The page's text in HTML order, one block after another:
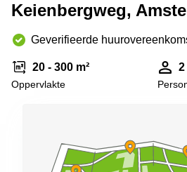
Coworking
Hilversum
Coworking
space
Zwolle
Kantoor
Keienbergweg,
Geverifieerde
20 - 300 m²
Oppervlakte
2